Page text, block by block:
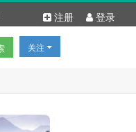
关注
登录
注册